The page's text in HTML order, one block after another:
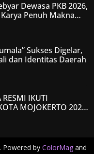
Dewasa PKB 2026,
Penuh Makna
Sukses Digelar,
dan Identitas Daerah
RESMI IKUTI
MOJOKERTO 2026,
. Powered by ColorMag and